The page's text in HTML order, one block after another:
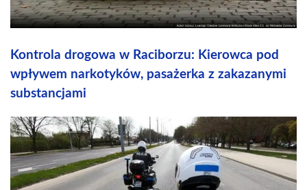
Kontrola drogowa w Raciborzu: Kierowca pod
wpływem narkotyków, pasażerka z zakazanymi
substancjami